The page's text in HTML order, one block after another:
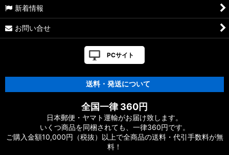
新着情報
お問い合せ
PCサイト
送料・発送について
全国一律 360円
日本郵便・ヤマト運輸がお届け致します。
いくつ商品を同梱されても、一律360円です。
ご購入金額10,000円（税抜）以上で全商品の送料・代引手数料が無
料！